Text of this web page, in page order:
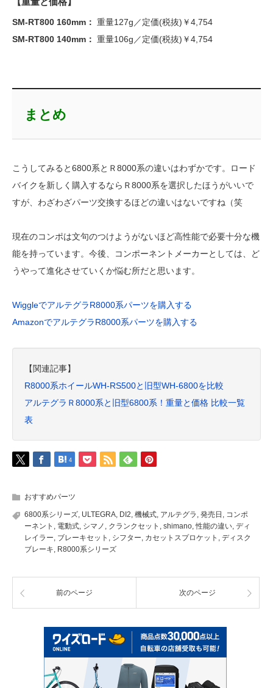
SM-RT800 160mm： 重量127g／定価(税抜)￥4,754
SM-RT800 140mm： 重量106g／定価(税抜)￥4,754
まとめ
こうしてみると6800系とＲ8000系の違いはわずかです。ロード
バイクを新しく購入するならＲ8000系を選択したほうがいいで
すが、わざわざパーツ交換するほどの違いはないですね（笑
現在のコンポは文句のつけようがないほど高性能で必要十分な機
能を持っています。今後、コンポーネントメーカーとしては、ど
うやって進化させていくか悩む所だと思います。
WiggleでアルテグラR8000系パーツを購入する
AmazonでアルテグラR8000系パーツを購入する
【関連記事】
R8000系ホイールWH-RS500と旧型WH-6800を比較
アルテグラＲ8000系と旧型6800系！重量と価格 比較一覧
表
4
おすすめパーツ
6800系シリーズ ULTEGRA DI2 機械式 アルテグラ 発売日
コンポ
ーネント
電動式 シマノ クランクセット shimano ,性能の違い ディ
レイラー ブレーキセット シフター カセットスプロケット
ディスク
ブレーキ R8000系シリーズ
前のページ 次のページ